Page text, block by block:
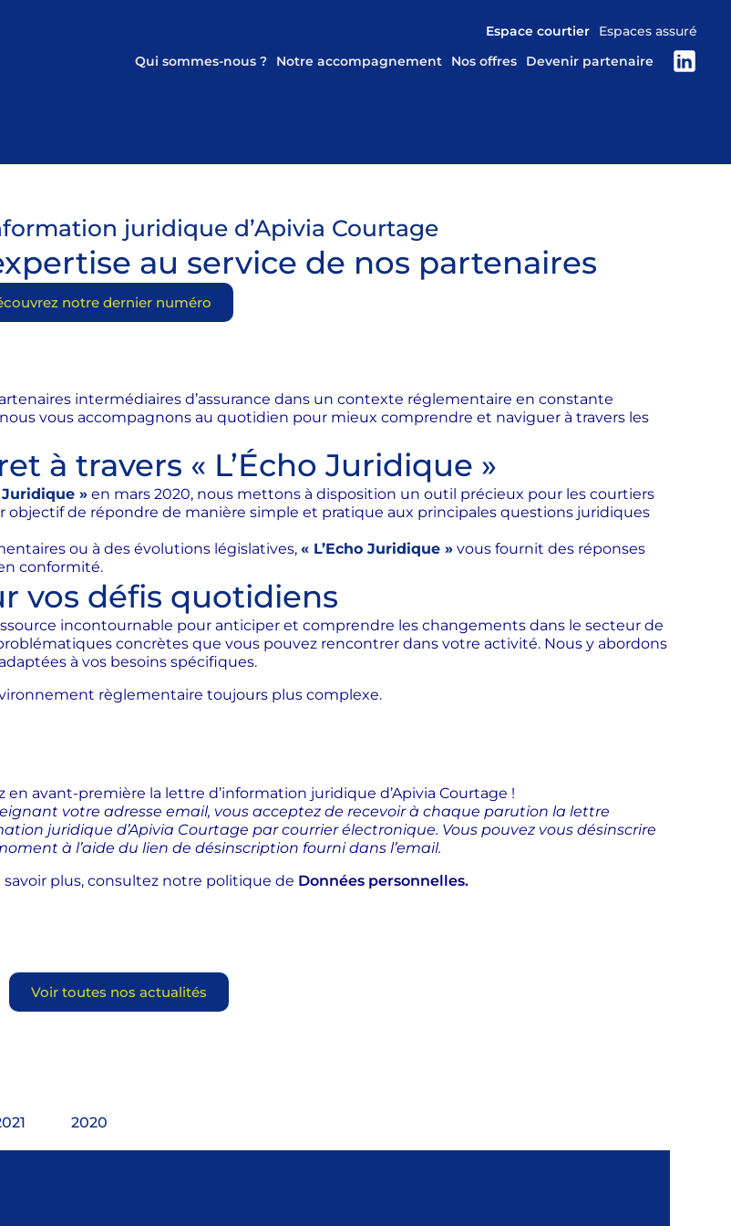
Espace courtier
Espaces assuré
Qui sommes-nous ?
Notre accompagnement Nos offres Devenir partenaire
juridique d’Apivia Courtage
au service de nos partenaires
notre dernier numéro
intermédiaires d’assurance dans un contexte réglementaire en constante
vous accompagnons au quotidien pour mieux comprendre et naviguer à travers les
à travers « L’Écho Juridique »
Juridique » en mars 2020, nous mettons à disposition un outil précieux pour les courtiers
objectif de répondre de manière simple et pratique aux principales questions juridiques
ou à des évolutions législatives, « L’Echo Juridique » vous fournit des réponses
conformité.
vos défis quotidiens
incontournable pour anticiper et comprendre les changements dans le secteur de
concrètes que vous pouvez rencontrer dans votre activité. Nous y abordons
à vos besoins spécifiques.
règlementaire toujours plus complexe.
en avant-première la lettre d’information juridique d’Apivia Courtage !
votre adresse email, vous acceptez de recevoir à chaque parution la lettre
juridique d’Apivia Courtage par courrier électronique. Vous pouvez vous désinscrire
à l’aide du lien de désinscription fourni dans l’email.
savoir plus, consultez notre politique de Données personnelles.
Voir toutes nos actualités
2020